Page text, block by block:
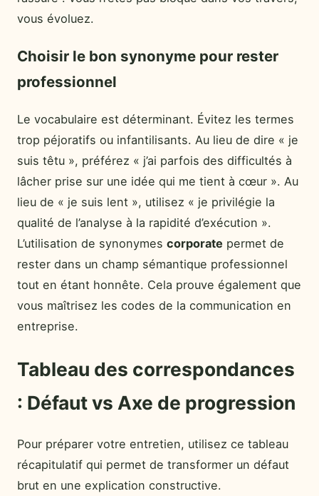
vous évoluez.
Choisir le bon synonyme pour rester
professionnel
Le vocabulaire est déterminant. Évitez les termes
trop péjoratifs ou infantilisants. Au lieu de dire « je
suis têtu », préférez « j’ai parfois des difficultés à
lâcher prise sur une idée qui me tient à cœur ». Au
lieu de « je suis lent », utilisez « je privilégie la
qualité de l’analyse à la rapidité d’exécution ».
L’utilisation de synonymes corporate permet de
rester dans un champ sémantique professionnel
tout en étant honnête. Cela prouve également que
vous maîtrisez les codes de la communication en
entreprise.
Tableau des correspondances
: Défaut vs Axe de progression
Pour préparer votre entretien, utilisez ce tableau
récapitulatif qui permet de transformer un défaut
brut en une explication constructive.